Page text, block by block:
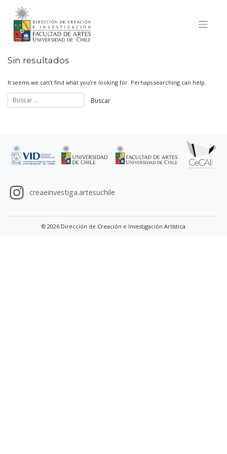
content
Sin resultados
It seems we can’t find what you’re looking for. Perhaps searching can help.
creaeinvestiga.artesuchile
© 2026 Dirección de Creación e Investigación Artística